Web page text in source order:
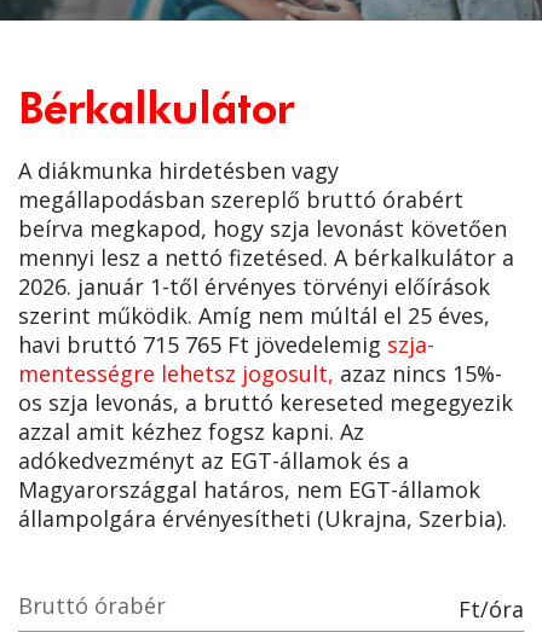
Bérkalkulátor
A diákmunka hirdetésben vagy
megállapodásban szereplő bruttó órabért
beírva megkapod, hogy szja levonást követően
mennyi lesz a nettó fizetésed. A bérkalkulátor a
2026. január 1-től érvényes törvényi előírások
szerint működik. Amíg nem múltál el 25 éves,
havi bruttó 715 765 Ft jövedelemig szja-
mentességre lehetsz jogosult, azaz nincs 15%-
os szja levonás, a bruttó kereseted megegyezik
azzal amit kézhez fogsz kapni. Az
adókedvezményt az EGT-államok és a
Magyarországgal határos, nem EGT-államok
állampolgára érvényesítheti (Ukrajna, Szerbia).
Bruttó órabér Ft/óra